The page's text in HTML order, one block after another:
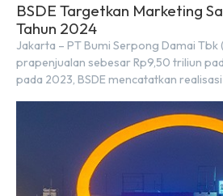
BSDE Targetkan Marketing
Tahun 2024
Jakarta – PT Bumi Serpong Damai Tbk
prapenjualan sebesar Rp9,50 triliun
pada 2023, BSDE mencatatkan
Rp8,80 triliun. Menurut Direktur BSDE
menghadapi 2024, kondisi ekonomi
dapat memengaruhi pertimbangan
membeli rumah maupun investasi di